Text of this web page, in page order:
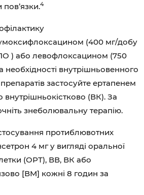
пов’язки.4
(400 мг/добу
) або левофлоксацином (750
внутрішньовенного
застосуйте ертапенем
внутрішньокістково (ВК). За
знеболювальну терапію.
протиблювотних
4 мг у вигляді оральної
(ОРТ), ВВ, ВК або
[ВМ] кожні 8 годин за